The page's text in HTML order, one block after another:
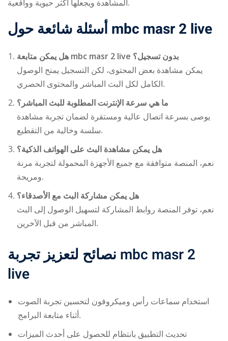
المشاهدة ويجعلها أكثر حيوية وواقعية.
mbc masr 2 live
mbc masr 2 live بدون تسجيل؟
يمكن مشاهدة بعض المحتوى، لكن التسجيل يمنح الوصول
الكامل لكل البث المباشر والمحتوى الحصري.
ما هي سرعة الإنترنت المطلوبة للبث المباشر؟
يوصى بسرعة اتصال عالية ومستقرة لضمان تجربة مشاهدة
سلسة وخالية من التقطيع.
هل يمكن مشاهدة البث على الهواتف الذكية؟
نعم، المنصة متوافقة مع جميع الأجهزة المحمولة لتجربة مرنة
ومريحة.
هل يمكن مشاركة البث مع الأصدقاء؟
نعم، توفر المنصة روابط المشاركة لتسهيل الوصول إلى البث
المباشر من قبل الآخرين.
mbc masr 2
live
استخدام سماعات رأس وميكروفون لتحسين تجربة الصوت
أثناء متابعة البرامج.
تحديث التطبيق بانتظام للحصول على أحدث الميزات